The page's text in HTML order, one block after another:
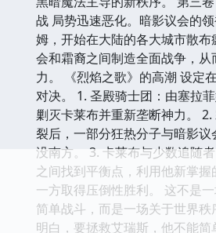
战 局势迅速恶化。暗影议会的
姆，开始在大陆的各大城市散
会和霜裔之间制造全面战争，
力。 《烈焰之歌》的高潮 设定
对决。 1. 圣殿骑士团：由塞拉
剿灭卡莱布并重新垄断神力。
裂后，一部分狂热分子与暗影
没南方。 3. 卡莱布与少数追随
之间找到平衡点，利用他新掌
一方取得压倒性胜利。 这不是
简单战斗，而是一场关于世界
明白，要拯救艾瑞斯，他不能简